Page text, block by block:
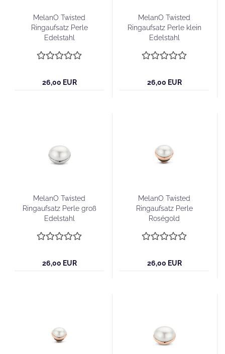
MelanO Twisted
Ringaufsatz Perle
Edelstahl
26,00 EUR
MelanO Twisted
Ringaufsatz Perle klein
Edelstahl
26,00 EUR
MelanO Twisted
Ringaufsatz Perle groß
Edelstahl
26,00 EUR
MelanO Twisted
Ringaufsatz Perle
Roségold
26,00 EUR